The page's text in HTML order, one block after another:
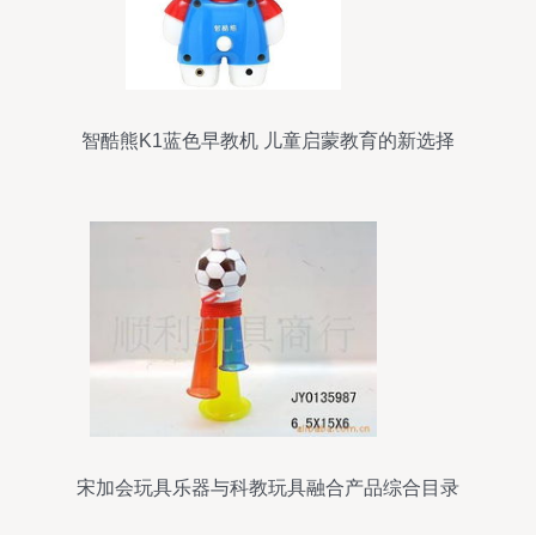
智酷熊K1蓝色早教机 儿童启蒙教育的新选择
宋加会玩具乐器与科教玩具融合产品综合目录